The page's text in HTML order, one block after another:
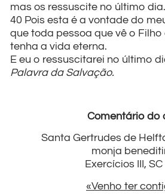
mas os ressuscite no último dia.
40 Pois esta é a vontade do
que toda pessoa que vê o Filho
tenha a vida eterna.
E eu o ressuscitarei no último
Palavra da Salvação.
Comentário do
Santa Gertrudes de
monja
Exercícios III,
«Venho ter